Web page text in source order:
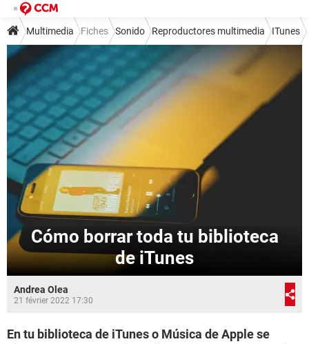
Multimedia Fiches Sonido Reproductores multimedia ITunes
Cómo borrar toda tu biblioteca
de iTunes
Andrea Olea
21 février 2022 17:30
En tu biblioteca de iTunes o Música de Apple se